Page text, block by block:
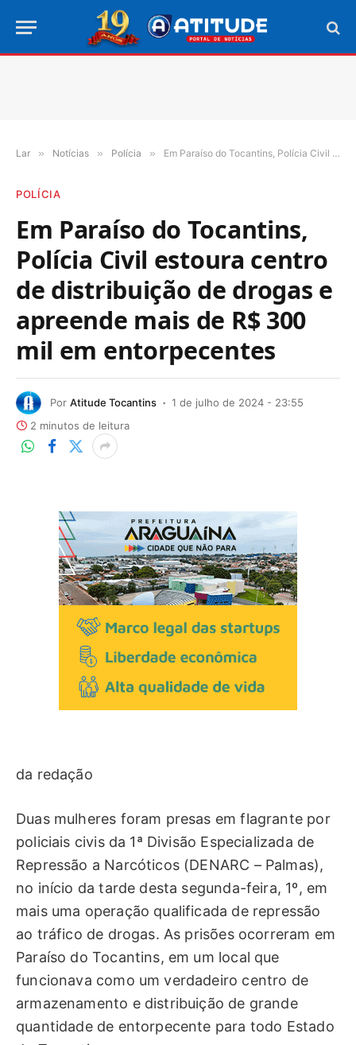
Lar » Notícias » Polícia » Em Paraíso do Tocantins, Polícia Civil estoura centro de distribuição de drogas e apreende mais de R$ 300 mil em entorpecentes
POLÍCIA
Em Paraíso do Tocantins,
Polícia Civil estoura centro
de distribuição de drogas e
apreende mais de R$ 300
mil em entorpecentes
Por Atitude Tocantins
1 de julho de 2024 - 23:55
2 minutos de leitura
da redação
Duas mulheres foram presas em flagrante por
policiais civis da 1ª Divisão Especializada de
Repressão a Narcóticos (DENARC – Palmas),
no início da tarde desta segunda-feira, 1º, em
mais uma operação qualificada de repressão
ao tráfico de drogas. As prisões ocorreram em
Paraíso do Tocantins, em um local que
funcionava como um verdadeiro centro de
armazenamento e distribuição de grande
quantidade de entorpecente para todo Estado